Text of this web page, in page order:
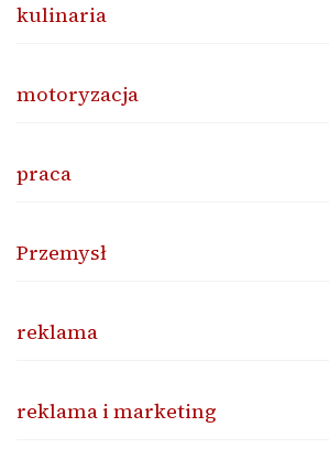
kulinaria
motoryzacja
praca
Przemysł
reklama
reklama i marketing